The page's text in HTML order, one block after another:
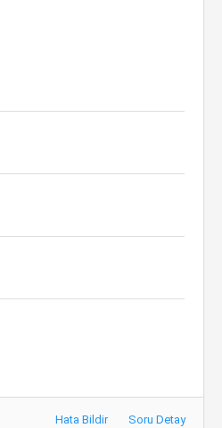
Hata Bildir Soru Detay